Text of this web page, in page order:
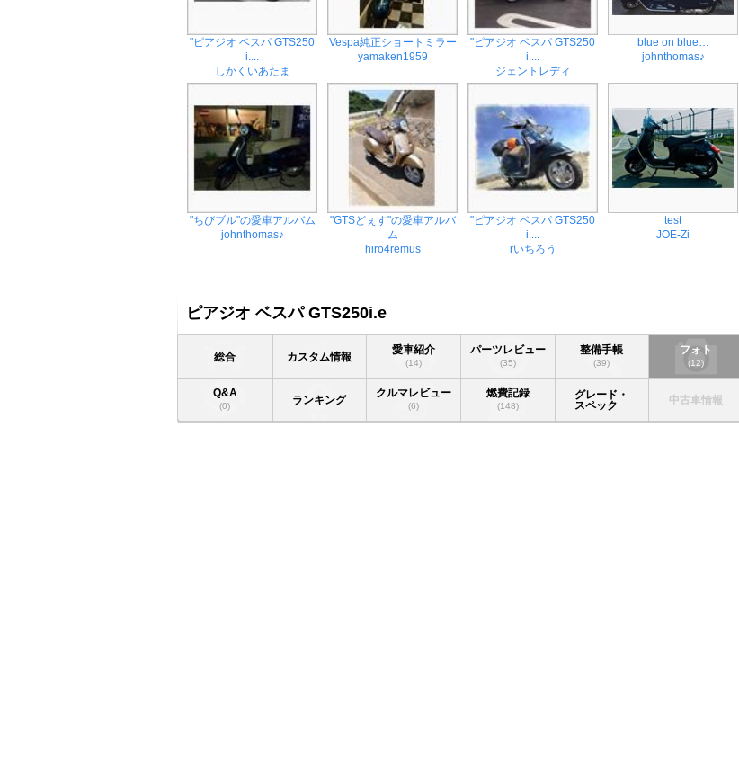
"ピアジオ ベスパ GTS250
i....
しかくいあたま
Vespa純正ショートミラー
yamaken1959
"ピアジオ ベスパ GTS250
i....
ジェントレディ
blue on blue…
johnthomas♪
"ちびブル"の愛車アルバム
johnthomas♪
"GTSどぇす"の愛車アルバ
ム
hiro4remus
"ピアジオ ベスパ GTS250
i....
rいちろう
test
JOE-Zi
ピアジオ ベスパ GTS250i.e
総合 カスタム情報
愛車紹介
(14)
パーツレビュー
(35)
整備手帳
(39)
フォト
(12)
Q&A
(0) ランキング
クルマレビュー
(6)
燃費記録
(148)
グレード・
スペック
中古車情報